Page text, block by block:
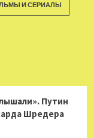
И СЕРИАЛЫ
Путин
Шредера